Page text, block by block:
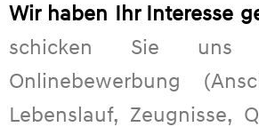
Wir haben Ihr Interesse
schicken Sie
Onlinebewerbung
Lebenslauf, Zeugnisse,